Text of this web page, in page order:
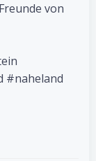
von
#naheland